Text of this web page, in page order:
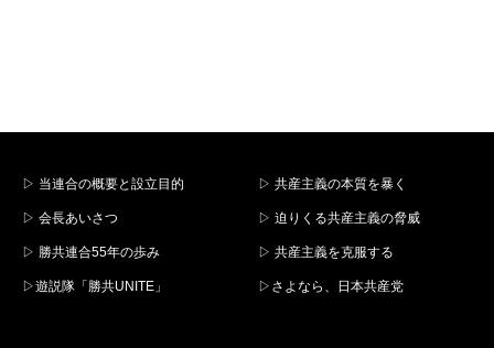
▷ 当連合の概要と設立目的
▷ 会長あいさつ
▷ 勝共連合55年の歩み
▷遊説隊「勝共UNITE」
▷ 共産主義の本質を暴く
▷ 迫りくる共産主義の脅威
▷ 共産主義を克服する
▷さよなら、日本共産党